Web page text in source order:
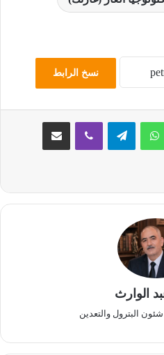
نسخ الرابط
واتساب تيلقرام ڤايبر مشاركة عبر البريد
الوارث
البترول والتعدين